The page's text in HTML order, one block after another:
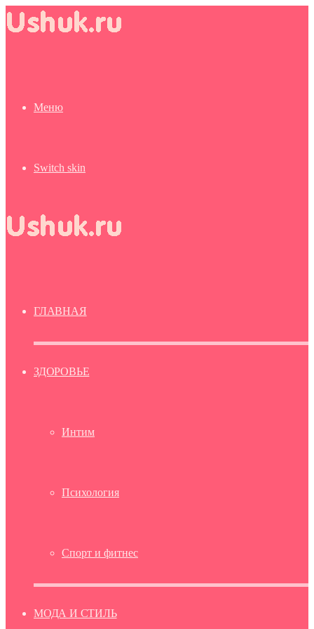
Меню
Switch skin
ГЛАВНАЯ
ЗДОРОВЬЕ
Интим
Психология
Спорт и фитнес
МОДА И СТИЛЬ